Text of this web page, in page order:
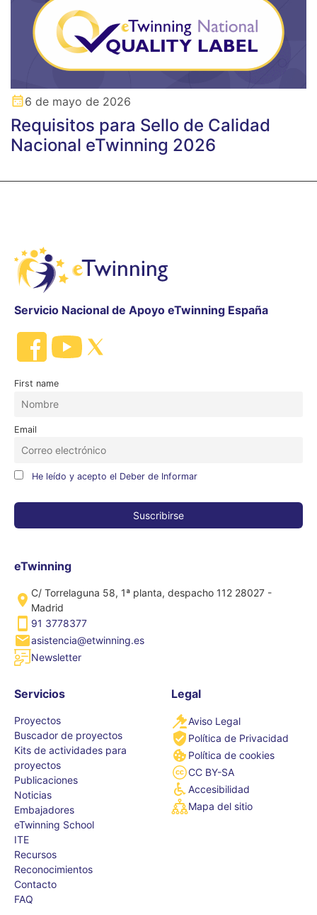
6 de mayo de 2026
Requisitos para Sello de Calidad
Nacional eTwinning 2026
Servicio Nacional de Apoyo eTwinning España
First name
Email
He leído y acepto el Deber de Informar
eTwinning
C/ Torrelaguna 58, 1ª planta, despacho 112 28027 -
Madrid
91 3778377
asistencia@etwinning.es
Newsletter
Servicios
Proyectos
Buscador de proyectos
Kits de actividades para
proyectos
Publicaciones
Noticias
Embajadores
eTwinning School
ITE
Recursos
Reconocimientos
Contacto
FAQ
Legal
Aviso Legal
Política de Privacidad
Política de cookies
CC BY-SA
Accesibilidad
Mapa del sitio